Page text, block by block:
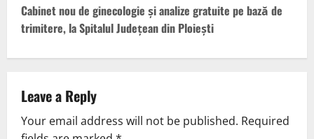
Cabinet nou de ginecologie și analize gratuite pe bază de
trimitere, la Spitalul Județean din Ploiești
Leave a Reply
Your email address will not be published. Required